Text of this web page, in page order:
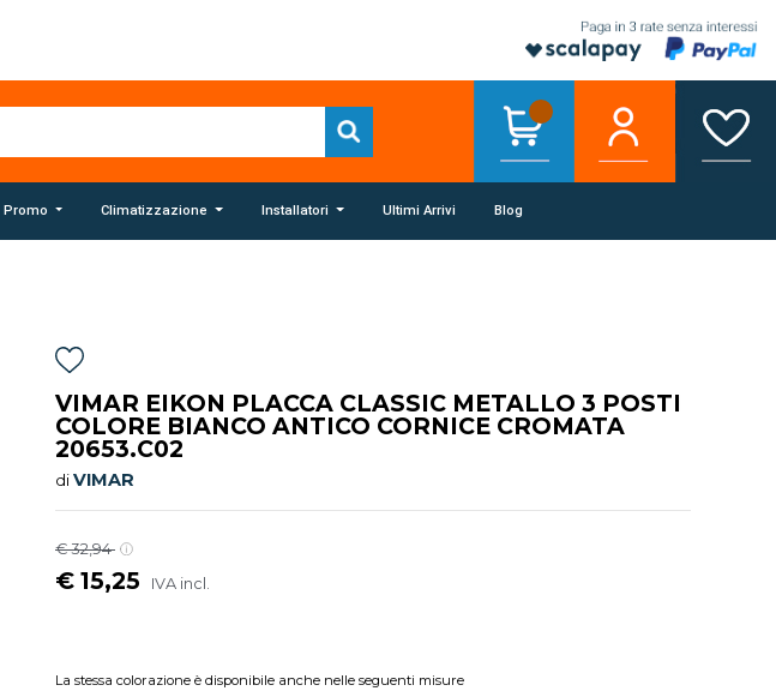
Promo Climatizzazione Installatori Ultimi Arrivi Blog
VIMAR EIKON PLACCA CLASSIC METALLO 3 POSTI
COLORE BIANCO ANTICO CORNICE CROMATA
20653.C02
di VIMAR
€ 32,94
€ 15,25 IVA incl.
La stessa colorazione è disponibile anche nelle seguenti misure